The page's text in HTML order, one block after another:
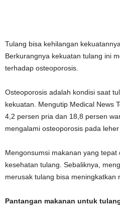
Tulang bisa kehilangan
Berkurangnya kekuatan tulang ini
terhadap osteoporosis.
Osteoporosis adalah kondisi saat
kekuatan. Mengutip Medical News
4,2 persen pria dan 18,8 persen
mengalami osteoporosis pada
Mengonsumsi makanan yang
kesehatan tulang. Sebaliknya,
merusak tulang bisa meningkatkan
Pantangan makanan untuk